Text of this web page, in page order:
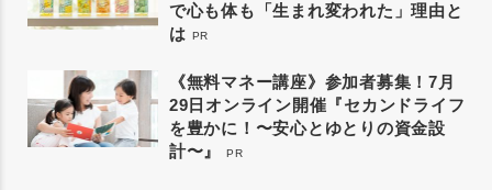
で心も体も「生まれ変われた」理由と
は PR
《無料マネー講座》参加者募集！7月
29日オンライン開催『セカンドライフ
を豊かに！〜安心とゆとりの資金設
計〜』
PR